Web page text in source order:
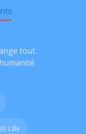
tout.
Lille